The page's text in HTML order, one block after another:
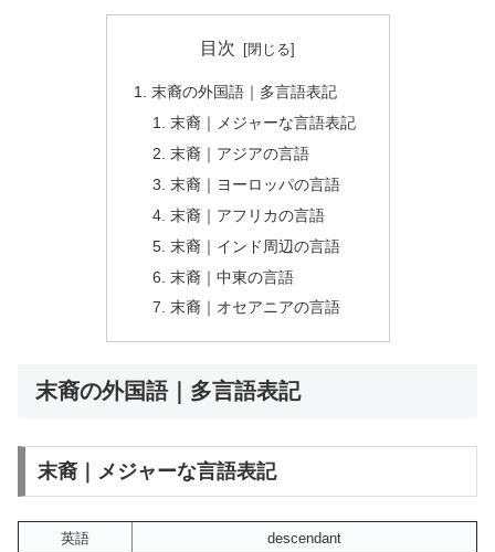
目次
末裔の外国語｜多言語表記
末裔｜メジャーな言語表記
末裔｜アジアの言語
末裔｜ヨーロッパの言語
末裔｜アフリカの言語
末裔｜インド周辺の言語
末裔｜中東の言語
末裔｜オセアニアの言語
末裔の外国語｜多言語表記
末裔｜メジャーな言語表記
英語
descendant